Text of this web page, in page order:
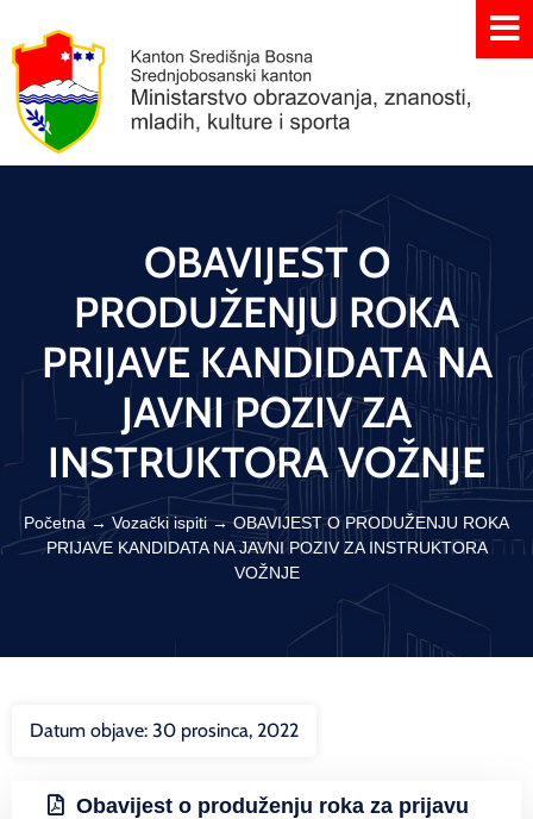
OBAVIJEST O
PRODUŽENJU ROKA
PRIJAVE KANDIDATA NA
JAVNI POZIV ZA
INSTRUKTORA VOŽNJE
Početna→ Vozački ispiti→OBAVIJEST O PRODUŽENJU ROKA
PRIJAVE KANDIDATA NA JAVNI POZIV ZA INSTRUKTORA
VOŽNJE
Datum objave: 30 prosinca, 2022
Obavijest o produženju roka za prijavu